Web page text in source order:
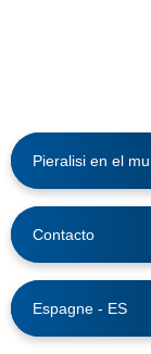
Pieralisi en el
Contacto
Espagne - ES